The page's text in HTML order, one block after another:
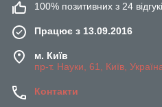
100% позитивних з 24
Працює з 13.09.2016
м. Київ
пр-т. Науки, 61, Київ,
Контакти